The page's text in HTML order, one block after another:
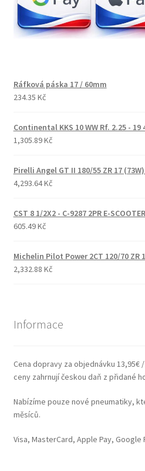
Ráfková páska 17 / 60mm
234.35 Kč
Continental KKS 10 WW Rf. 2.25 -
1,305.89 Kč
Pirelli Angel GT II 180/55 ZR 17
4,293.64 Kč
CST 8 1/2X2 - C-9287 2PR E-SCOOTER
605.49 Kč
Michelin Pilot Power 2CT 120/70 ZR
2,332.88 Kč
Informace
Cena dopravy za objednávku 13,95€
ceny zahrnují českou daň z přidané
Nabízíme pouze nové pneumatiky,
měsíců.
Visa, MasterCard, Apple Pay,